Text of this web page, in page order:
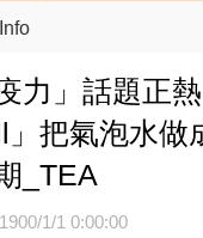
Info
力」話題正熱
」把氣泡水做
_TEA
1/1 0:00:00